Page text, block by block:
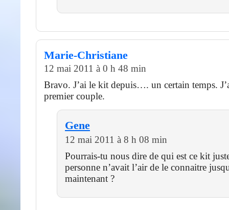
Marie-Christiane
12 mai 2011 à 0 h 48 min
Bravo. J’ai le kit depuis…. un certain temps.
premier couple.
Gene
12 mai 2011 à 8 h 08 min
Pourrais-tu nous dire de qui est ce kit
personne n’avait l’air de le connaitre
maintenant ?